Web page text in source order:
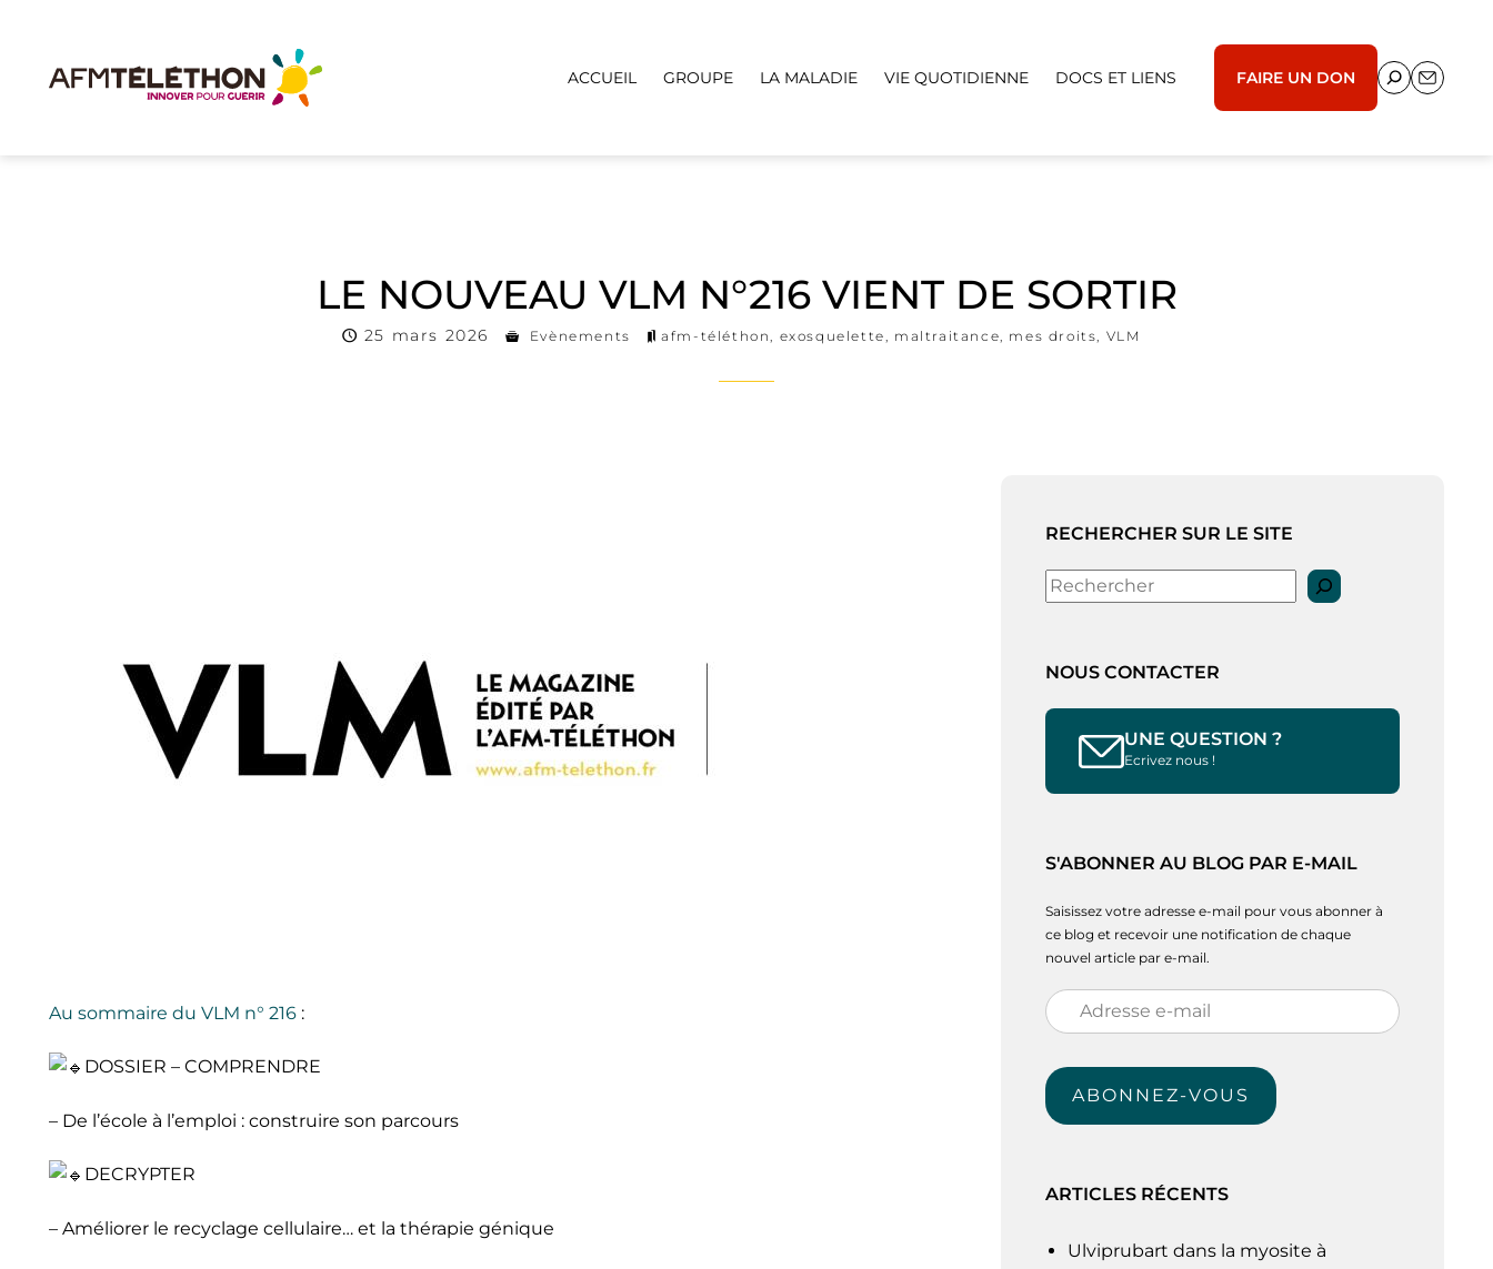
ACCUEIL GROUPE LA MALADIE VIE QUOTIDIENNE DOCS ET LIENS FAIRE UN DON
LE NOUVEAU VLM N°216 VIENT DE SORTIR
25 mars 2026 Evènements afm-téléthon, exosquelette, maltraitance, mes droits, VLM
Au sommaire du VLM n° 216 :
DOSSIER – COMPRENDRE
– De l’école à l’emploi : construire son parcours
DECRYPTER
– Améliorer le recyclage cellulaire… et la thérapie génique
RECHERCHER SUR LE SITE
Rechercher
NOUS CONTACTER
UNE QUESTION ?
Ecrivez nous !
S'ABONNER AU BLOG PAR E-MAIL
Saisissez votre adresse e-mail pour vous abonner à
ce blog et recevoir une notification de chaque
nouvel article par e-mail.
Adresse
e-
mail
ABONNEZ-VOUS
ARTICLES RÉCENTS
Ulviprubart dans la myosite à